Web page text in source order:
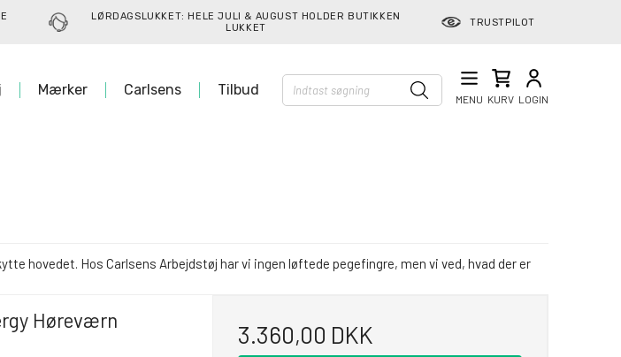
LØRDAGSLUKKET: HELE JULI & AUGUST HOLDER BUTIKKEN
LUKKET
TRUSTPILOT
Mærker Carlsens Tilbud
MENU KURV LOGIN
hovedet. Hos Carlsens Arbejdstøj har vi ingen løftede pegefingre, men vi ved, hvad der er
Høreværn
3.360,00 DKK